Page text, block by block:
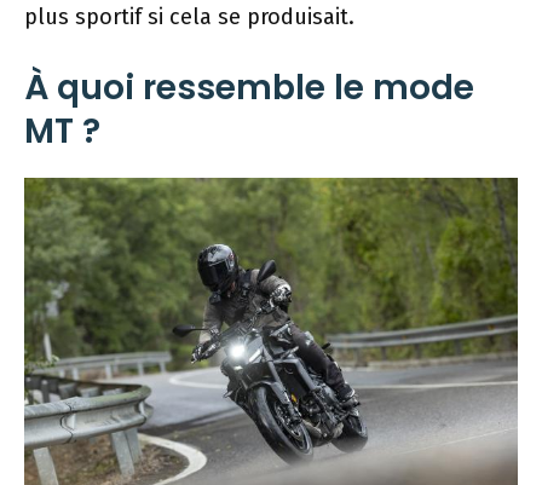
plus sportif si cela se produisait.
À quoi ressemble le mode
MT ?